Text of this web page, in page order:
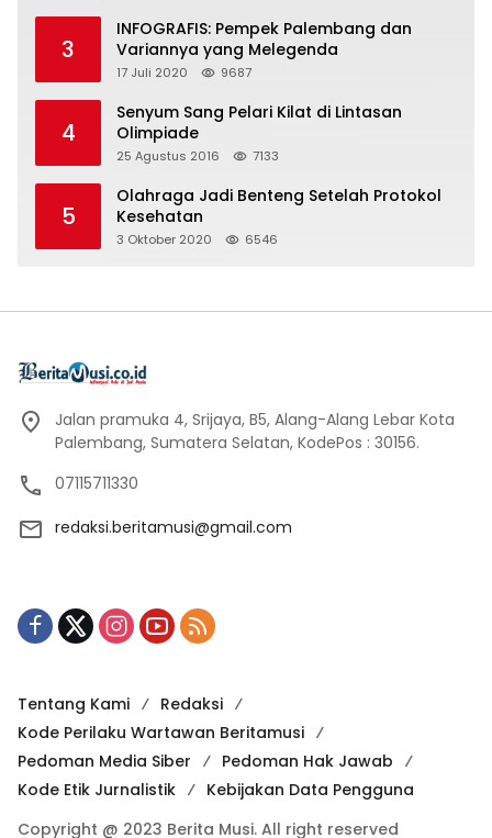
3
INFOGRAFIS: Pempek Palembang dan
Variannya yang Melegenda
17 Juli 2020 9687
4
Senyum Sang Pelari Kilat di Lintasan
Olimpiade
25 Agustus 2016 7133
5
Olahraga Jadi Benteng Setelah Protokol
Kesehatan
3 Oktober 2020 6546
Jalan pramuka 4, Srijaya, B5, Alang-Alang Lebar Kota
Palembang, Sumatera Selatan, KodePos : 30156.
07115711330
redaksi.beritamusi@gmail.com
Tentang Kami
Redaksi
Kode Perilaku Wartawan Beritamusi
Pedoman Media Siber
Pedoman Hak Jawab
Kode Etik Jurnalistik
Kebijakan Data Pengguna
Copyright @ 2023 Berita Musi. All right reserved